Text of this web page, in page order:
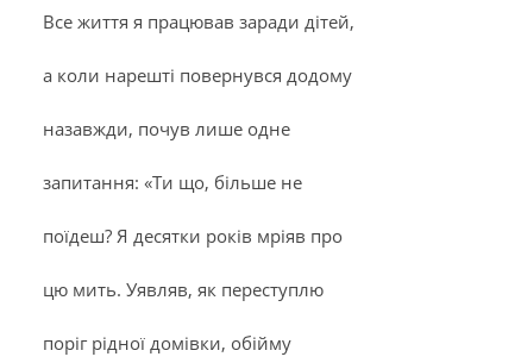
Все життя я працював заради дітей,
а коли нарешті повернувся додому
назавжди, почув лише одне
запитання: «Ти що, більше не
поїдеш? Я десятки років мріяв про
цю мить. Уявляв, як переступлю
поріг рідної домівки, обійму